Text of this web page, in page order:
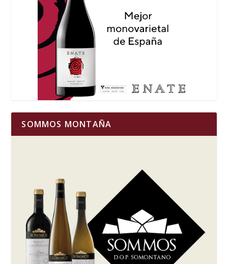
SOMMOS MONTAÑA